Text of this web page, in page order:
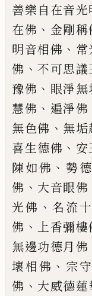
善樂自在音光
在佛 、 金剛稱
明音相佛 、 常
佛 、不可思議
豫佛 、 眼淨無
慧佛 、 遍淨佛
無色佛 、 無
喜生德佛 、 安
陳如佛 、 勢
佛 、 大音眼佛
光佛 、名流
佛 、 上香彌樓
無邊功德月佛
壞相佛 、 宗守
佛 、 大威德蓮